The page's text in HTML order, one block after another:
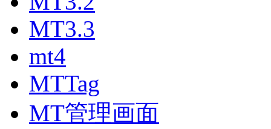
MT3.3
mt4
MTTag
MT管理画面